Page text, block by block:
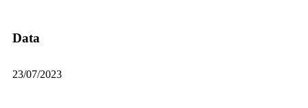
Data
23/07/2023